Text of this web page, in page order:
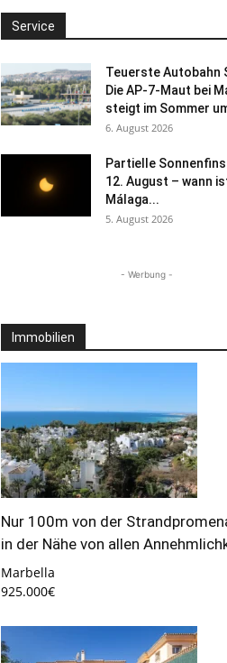
Service
Teuerste Autobahn
Die AP-7-Maut bei
steigt im Sommer
6. August 2026
Partielle
12. August – wann
Málaga...
5. August 2026
- Werbung -
Immobilien
Nur 100m von der
in der Nähe von allen
Marbella
925.000€